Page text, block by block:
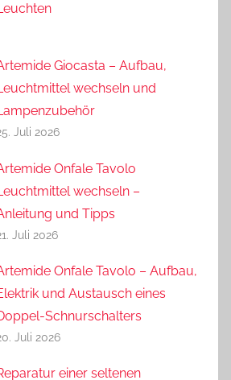
Giocasta – Aufbau,
wechseln und
Juli 2026
Onfale Tavolo
wechseln –
und Tipps
Juli 2026
Onfale Tavolo – Aufbau,
und Austausch eines
Schnurschalters
Juli 2026
einer seltenen